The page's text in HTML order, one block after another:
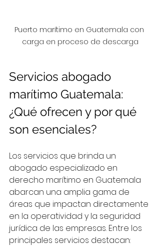
Puerto marítimo en Guatemala con
carga en proceso de descarga
Servicios abogado
marítimo Guatemala:
¿Qué ofrecen y por qué
son esenciales?
Los servicios que brinda un
abogado especializado en
derecho marítimo en Guatemala
abarcan una amplia gama de
áreas que impactan directamente
en la operatividad y la seguridad
jurídica de las empresas. Entre los
principales servicios destacan: